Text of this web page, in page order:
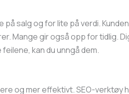
på salg og for lite på verdi.
Mange gir også opp for tidlig.
kan du unngå dem.
og mer effektivt. SEO-verktøy